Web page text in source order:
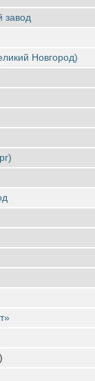
завод
Новгород)